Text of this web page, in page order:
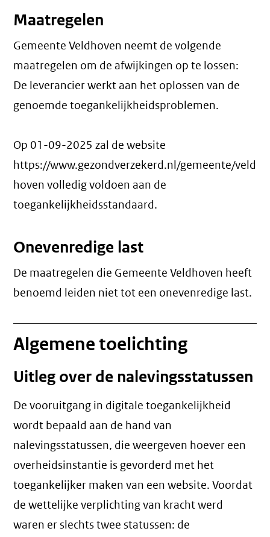
Maatregelen
Gemeente Veldhoven neemt de volgende
maatregelen om de afwijkingen op te lossen:
De leverancier werkt aan het oplossen van de
genoemde toegankelijkheidsproblemen.
Op 01-09-2025 zal de website
https://www.gezondverzekerd.nl/gemeente/veld
hoven volledig voldoen aan de
toegankelijkheidsstandaard.
Onevenredige last
De maatregelen die Gemeente Veldhoven heeft
benoemd leiden niet tot een onevenredige last.
Algemene toelichting
Uitleg over de nalevingsstatussen
De vooruitgang in digitale toegankelijkheid
wordt bepaald aan de hand van
nalevingsstatussen, die weergeven hoever een
overheidsinstantie is gevorderd met het
toegankelijker maken van een website. Voordat
de wettelijke verplichting van kracht werd
waren er slechts twee statussen: de